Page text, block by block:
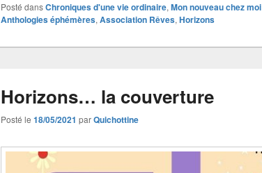
Posté dansChroniques d'une vie ordinaire, Mon nouveau chez moi
Anthologies éphémères, Association Rêves, Horizons
Horizons… la couverture
Posté le 18/05/2021 parQuichottine